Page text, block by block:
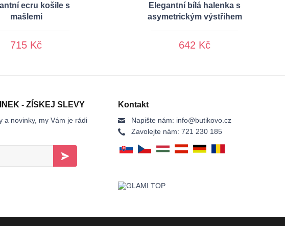
ecru košile s
mašlemi
715 Kč
Elegantní bílá halenka s
asymetrickým výstřihem
642 Kč
- ZÍSKEJ SLEVY
a novinky, my Vám je rádi
Kontakt
Napište nám: info@butikovo.cz
Zavolejte nám: 721 230 185